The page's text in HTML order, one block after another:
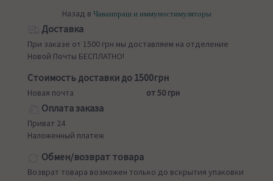
Назад в Чаванпраш и иммуностимуляторы
Доставка
При заказе от 1500 грн мы доставляем на отделение
Новой Почты БЕСПЛАТНО!
Стоимость доставки до 1500грн
Новая почта от 50 грн
Оплата заказа
Приват 24
Наложенный платеж
Обмен/возврат товара
Возврат товара возможен только до вскрытия упаковки